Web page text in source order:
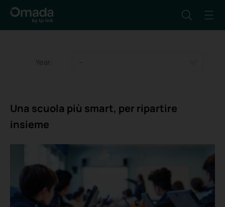
Year: --
Una scuola più smart, per ripartire
insieme